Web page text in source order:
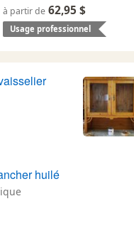
à partir de 62,95 $
Usage professionnel
huilé